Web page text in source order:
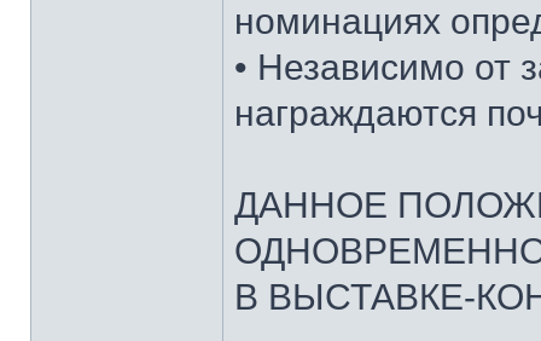
номинациях
• Независимо от
награждаются
ДАННОЕ
В ВЫСТАВКЕ-